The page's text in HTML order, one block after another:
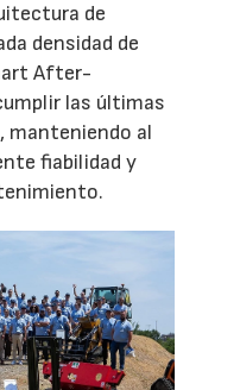
de
densidad de
After-
las últimas
manteniendo al
fiabilidad y